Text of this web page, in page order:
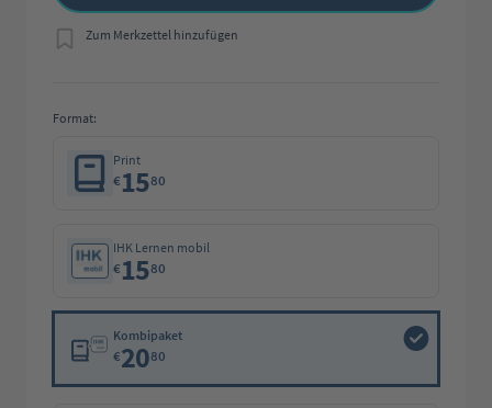
Zum Merkzettel hinzufügen
Format:
Print
€1580
IHK Lernen mobil
€1580
Kombipaket
€2080